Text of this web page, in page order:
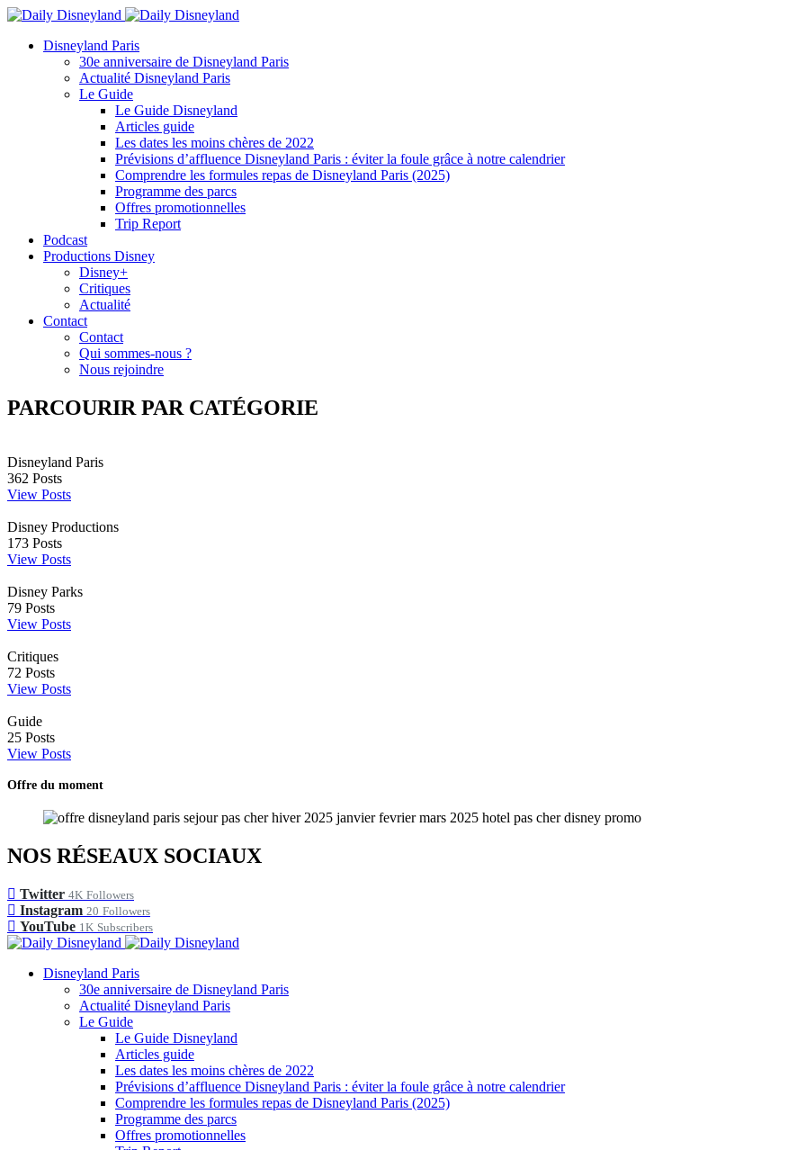
Disneyland Paris
30e anniversaire de Disneyland Paris
Actualité Disneyland Paris
Le Guide
Le Guide Disneyland
Articles guide
Les dates les moins chères de 2022
Prévisions d’affluence Disneyland Paris : éviter la foule grâce à notre calendrier
Comprendre les formules repas de Disneyland Paris (2025)
Programme des parcs
Offres promotionnelles
Trip Report
Podcast
Productions Disney
Disney+
Critiques
Actualité
Contact
Contact
Qui sommes-nous ?
Nous rejoindre
PARCOURIR PAR CATÉGORIE
Disneyland Paris
362 Posts
View Posts
Disney Productions
173 Posts
View Posts
Disney Parks
79 Posts
View Posts
Critiques
72 Posts
View Posts
Guide
25 Posts
View Posts
Offre du moment
NOS RÉSEAUX SOCIAUX
Twitter 4K Followers
Instagram 20 Followers
YouTube 1K Subscribers
Disneyland Paris
30e anniversaire de Disneyland Paris
Actualité Disneyland Paris
Le Guide
Le Guide Disneyland
Articles guide
Les dates les moins chères de 2022
Prévisions d’affluence Disneyland Paris : éviter la foule grâce à notre calendrier
Comprendre les formules repas de Disneyland Paris (2025)
Programme des parcs
Offres promotionnelles